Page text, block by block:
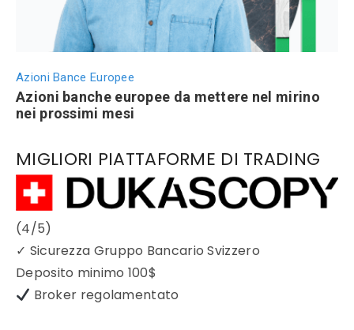
Azioni Bance Europee
Azioni banche europee da mettere nel mirino
nei prossimi mesi
MIGLIORI PIATTAFORME DI TRADING
(4/5)
✓ Sicurezza Gruppo Bancario Svizzero
Deposito minimo 100$
Broker regolamentato